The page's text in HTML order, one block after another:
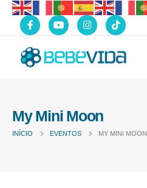
My Mini Moon
INÍCIO EVENTOS MY MINI MOON